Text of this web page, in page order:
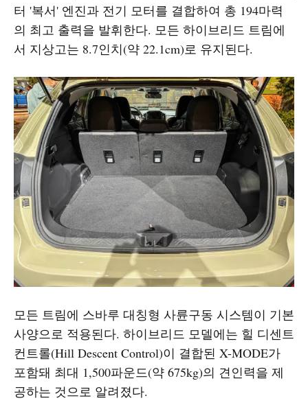
터 '복서' 엔진과 전기 모터를 결합하여 총 194마력
의 최고 출력을 발휘한다. 모든 하이브리드 트림에
서 지상고는 8.7인치(약 22.1cm)로 유지된다.
모든 트림에 스바루 대칭형 사륜구동 시스템이 기본
사양으로 적용된다. 하이브리드 모델에는 힐 디센트
컨트롤(Hill Descent Control)이 결합된 X-MODE가
포함돼 최대 1,500파운드(약 675kg)의 견인력을 제
공하는 것으로 알려졌다.